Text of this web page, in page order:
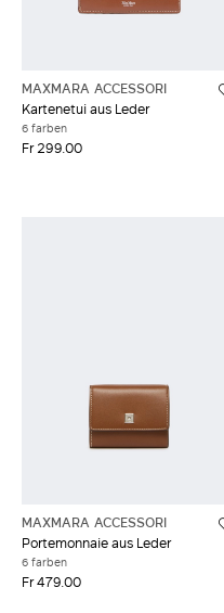
MAXMARA ACCESSORI
Kartenetui aus Leder
6 farben
Fr 299.00
MAXMARA ACCESSORI
Portemonnaie aus Leder
6 farben
Fr 479.00